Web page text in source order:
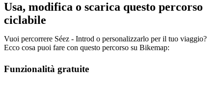
Usa, modifica o scarica questo percorso
ciclabile
Vuoi percorrere Séez - Introd o personalizzarlo per il tuo viaggio?
Ecco cosa puoi fare con questo percorso su Bikemap:
Funzionalità gratuite